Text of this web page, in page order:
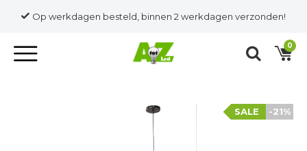
Op werkdagen besteld, binnen 2 werkdagen verzonden!
0
-21%
SALE